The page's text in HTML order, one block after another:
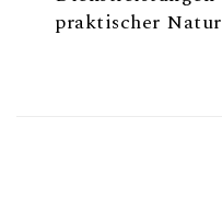
praktischer Natur